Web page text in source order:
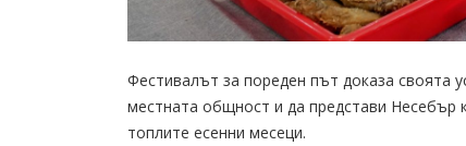
Фестивалът за пореден път доказа своята
местната общност и да представи Несебър
топлите есенни месеци.